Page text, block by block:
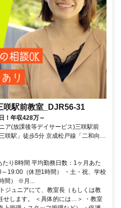
咲駅前教室_DJR56-31
！年収428万～
ア(放課後等デイサービス)三咲駅前
咲駅」徒歩5分 京成松戸線「二和向台
り8時間 平均勤務日数：1ヶ月あた
19:00（休憩1時間） ・土・祝、学校
間） ※月...
ジュニアにて、教室長（もしくは教
せします。 ＜具体的には…＞ ・教室